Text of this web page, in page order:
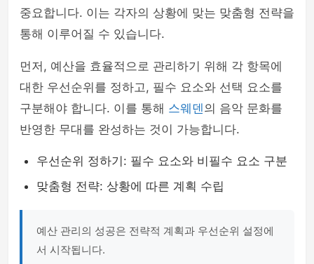
중요합니다. 이는 각자의 상황에 맞는 맞춤형 전략을
통해 이루어질 수 있습니다.
먼저, 예산을 효율적으로 관리하기 위해 각 항목에
대한 우선순위를 정하고, 필수 요소와 선택 요소를
구분해야 합니다. 이를 통해 스웨덴의 음악 문화를
반영한 무대를 완성하는 것이 가능합니다.
우선순위 정하기: 필수 요소와 비필수 요소 구분
맞춤형 전략: 상황에 따른 계획 수립
예산 관리의 성공은 전략적 계획과 우선순위 설정에
서 시작됩니다.